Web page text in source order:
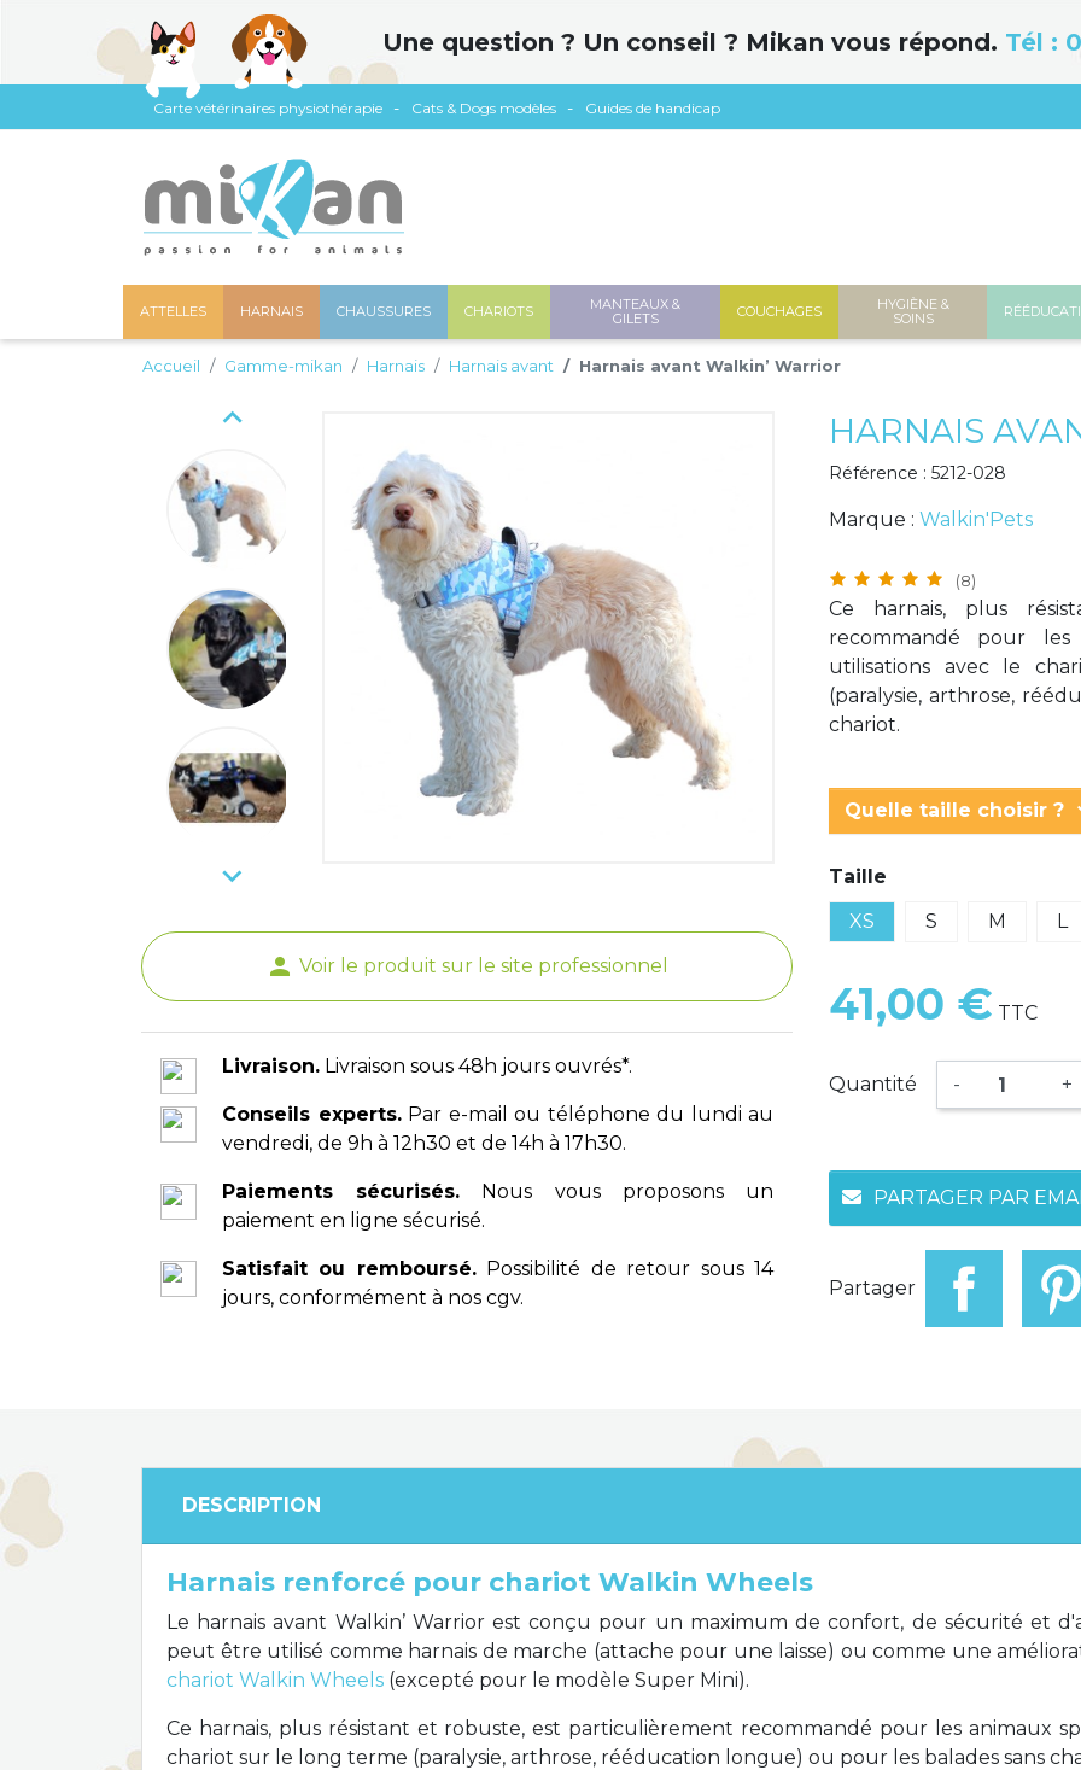
Une question ? Un conseil ? Mikan vous répond. Tél :
Carte vétérinaires physiothérapie Cats & Dogs modèles Guides de handicap
ATTELLES HARNAIS CHAUSSURES CHARIOTS
MANTEAUX &
GILETS
COUCHAGES
HYGIÈNE &
SOINS
Accueil Gamme-mikan Harnais Harnais avant Harnais avant Walkin’ Warrior


person Voir le produit sur le site professionnel
Livraison. Livraison sous 48h jours ouvrés*.
Conseils experts.Par e-mail ou téléphone du lundi au
vendredi, de 9h à 12h30 et de 14h à 17h30.
Paiements sécurisés. Nous vous proposons un
paiement en ligne sécurisé.
Satisfait ou remboursé.Possibilité de retour sous 14
jours, conformément à nos cgv.
HARNAIS
Référence : 5212-028
Marque : Walkin'Pets
(8)
Ce harnais, plus
recommandé pour
utilisations avec le
(paralysie, arthrose,
chariot.
Quelle taille choisir ?
Taille
XS
S M L
41,00 € TTC
Quantité - +
PARTAGER PAR
Partager
DESCRIPTION
Harnais renforcé pour chariot Walkin Wheels
Le harnais avant Walkin’ Warrior est conçu pour un maximum de confort, de sécurité et
peut être utilisé comme harnais de marche (attache pour une laisse) ou comme une
chariot Walkin Wheels (excepté pour le modèle Super Mini).
Ce harnais, plus résistant et robuste, est particulièrement recommandé pour les animaux
chariot sur le long terme (paralysie, arthrose, rééducation longue) ou pour les balades sans
Panneau de gestion des cookies